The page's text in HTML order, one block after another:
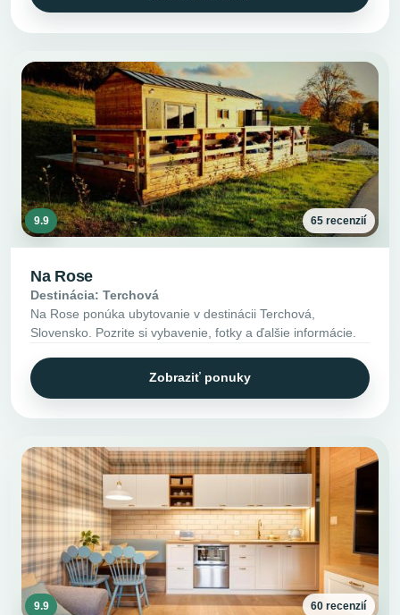
9.9 65 recenzií
Na Rose
Destinácia: Terchová
Na Rose ponúka ubytovanie v destinácii Terchová,
Slovensko. Pozrite si vybavenie, fotky a ďalšie informácie.
Zobraziť ponuky
9.9 60 recenzií